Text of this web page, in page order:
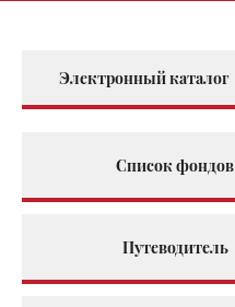
Электронный каталог
Список фондов
Путеводитель